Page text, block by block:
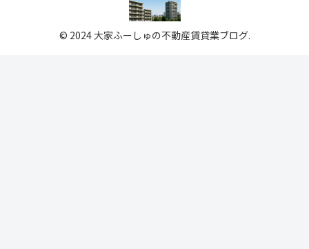
© 2024 大家ふーしゅの不動産賃貸業ブログ.